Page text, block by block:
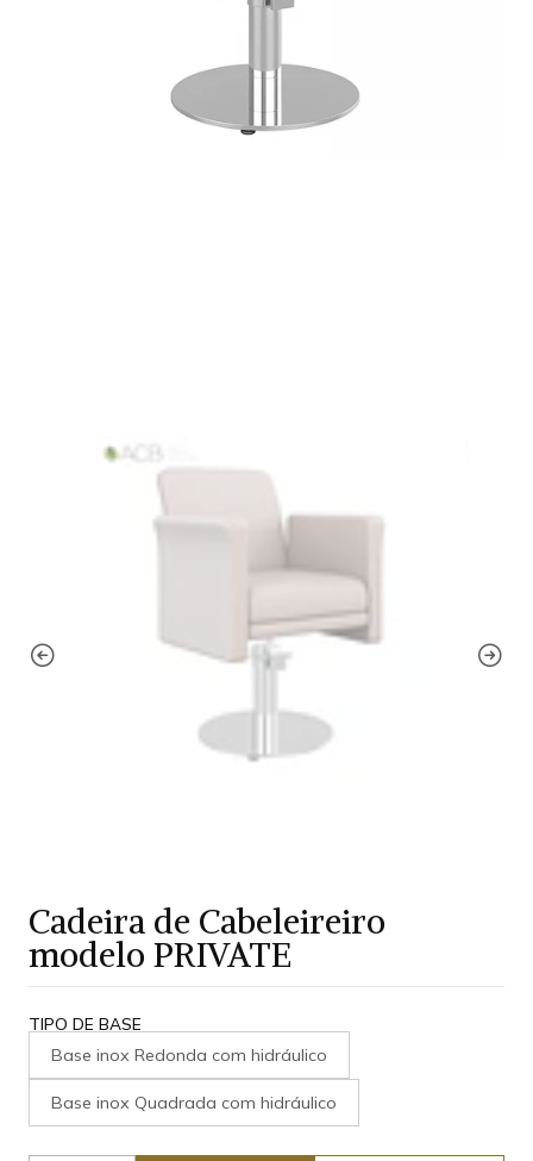
Cadeira de Cabeleireiro
modelo PRIVATE
TIPO DE BASE
Base inox Redonda com hidráulico
Base inox Quadrada com hidráulico